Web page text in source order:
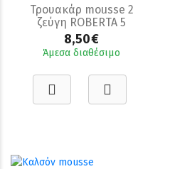
Τρουακάρ mousse 2
ζεύγη ROBERTA 5
τεμαχίων
8,50€
Άμεσα διαθέσιμο